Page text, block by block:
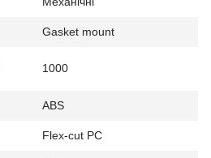
Gasket mount
1000
ABS
Flex-cut PC